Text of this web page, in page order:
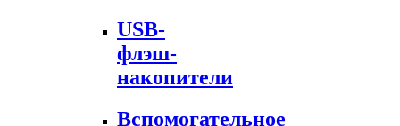
USB-
флэш-
накопители
Вспомогательное